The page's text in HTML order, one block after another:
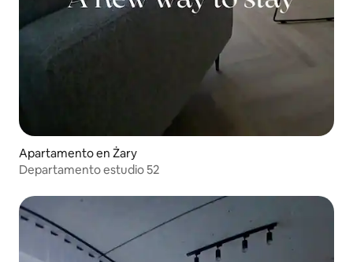
Apartamento en Żary
Departamento estudio 52